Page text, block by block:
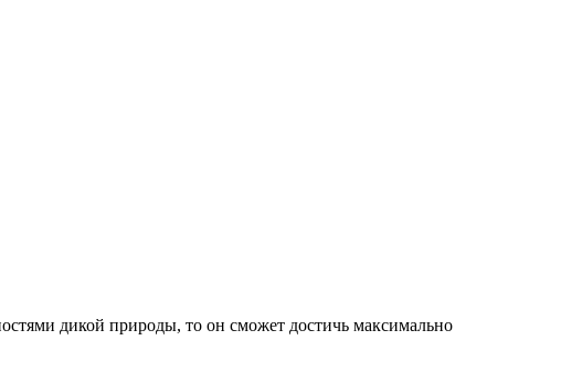
дикой природы, то он сможет достичь максимально